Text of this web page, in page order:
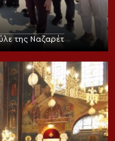
της Ναζαρέτ